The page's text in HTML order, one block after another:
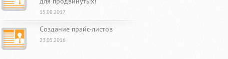
15.08.2017
Создание прайс-листов
23.05.2016